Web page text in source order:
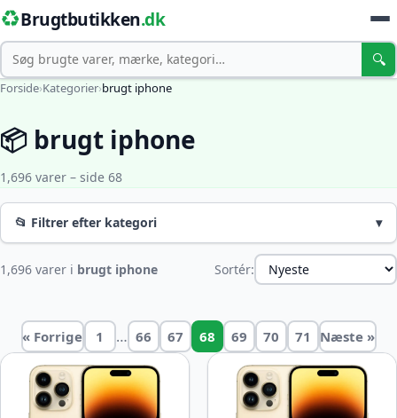
♻️Brugtbutikken.dk
Søg 🔍
Forside›Kategorier›brugt iphone
📦 brugt iphone
1,696 varer – side 68
📂 Filtrer efter kategori ▾
1,696 varer i brugt iphone Sortér:
« Forrige 1 … 66 67 68 69 70 71 Næste »